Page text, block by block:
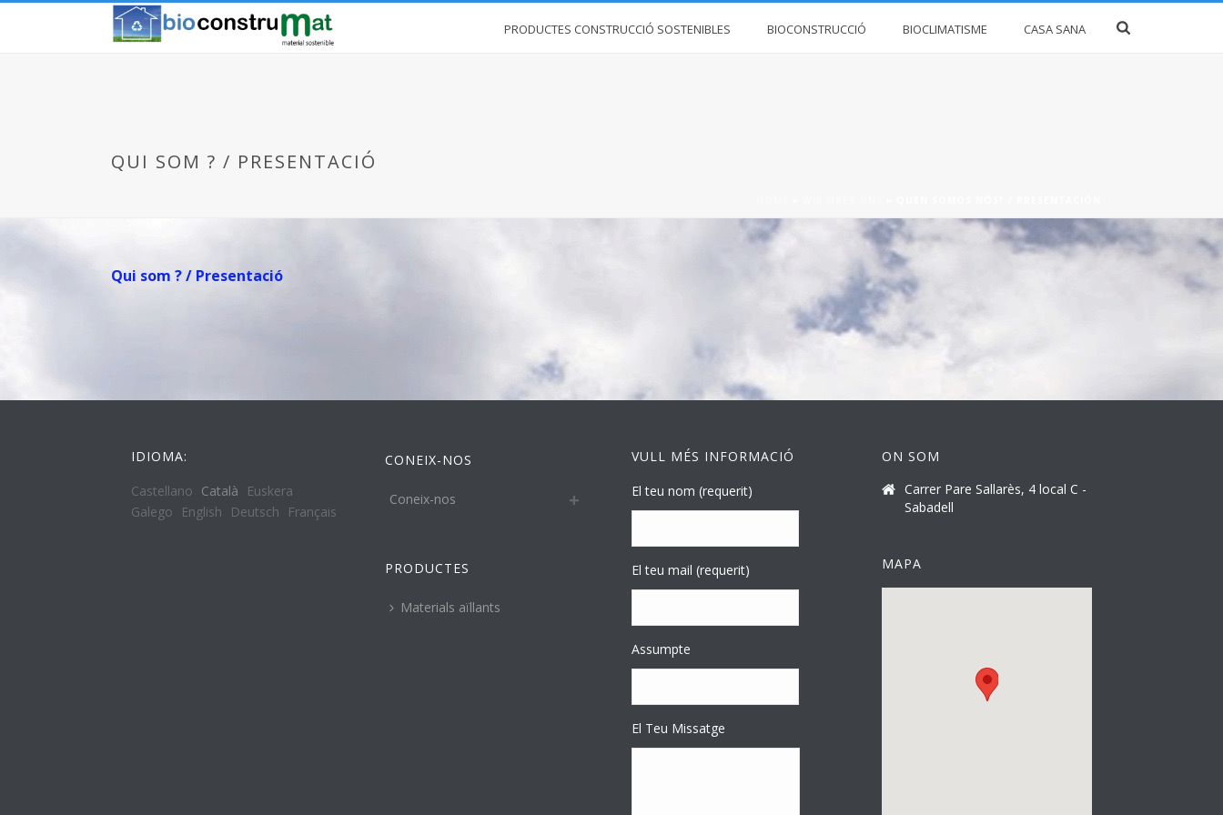
PRODUCTES CONSTRUCCIÓ SOSTENIBLES BIOCONSTRUCCIÓ BIOCLIMATISME CASA SANA
QUI SOM ? / PRESENTACIÓ
Qui som ? / Presentació
IDIOMA:
Castellano Català
Euskera
Galego
English Deutsch Français
CONEIX-NOS
Coneix-nos
PRODUCTES
Materials aïllants
VULL MÉS INFORMACIÓ
El teu nom (requerit)
El teu mail (requerit)
Assumpte
El Teu Missatge
ON SOM
Carrer Pare Sallarès, 4 local C -
Sabadell
MAPA